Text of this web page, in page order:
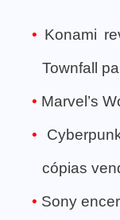
Konami
Townfall
Marvel’s
cópias
Sony